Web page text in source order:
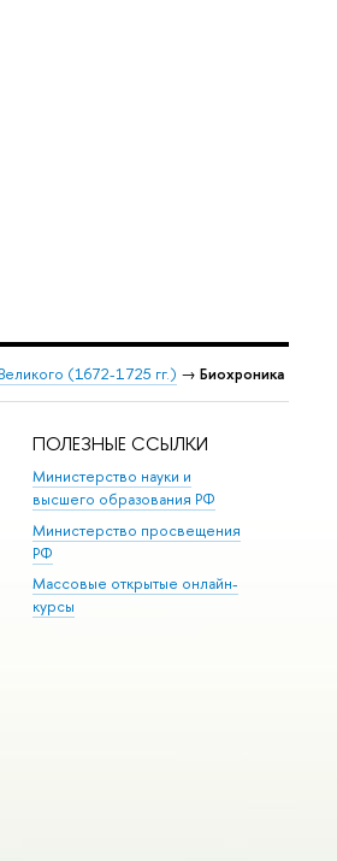
(1672-1725 гг.) → Биохроника
ПОЛЕЗНЫЕ ССЫЛКИ
Министерство науки и
высшего образования РФ
Министерство просвещения
РФ
Массовые открытые онлайн-
курсы